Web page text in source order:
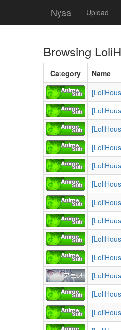
Nyaa Upload
Browsing
Category Name
[LoliHouse]